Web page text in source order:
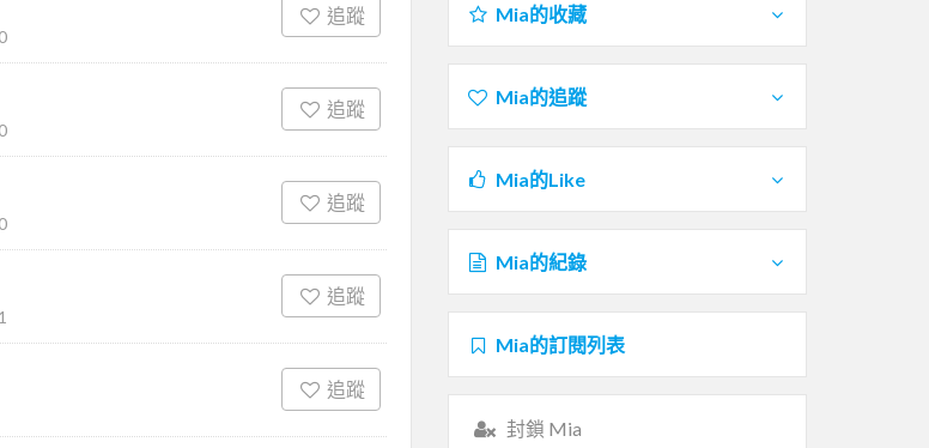
0
追蹤
0
追蹤
0
追蹤
1
追蹤
追蹤
Mia的收藏
Mia的追蹤
Mia的Like
Mia的紀錄
Mia的訂閱列表
封鎖 Mia